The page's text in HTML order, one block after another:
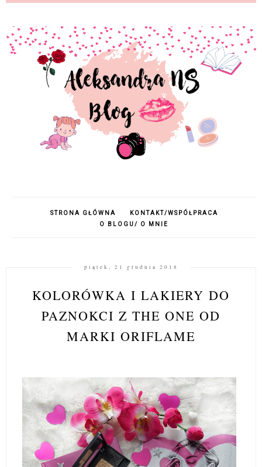
STRONA GŁÓWNA
KONTAKT/WSPÓŁPRACA
O BLOGU/ O MNIE
piątek, 21 grudnia 2018
KOLORÓWKA I LAKIERY DO
PAZNOKCI Z THE ONE OD
MARKI ORIFLAME